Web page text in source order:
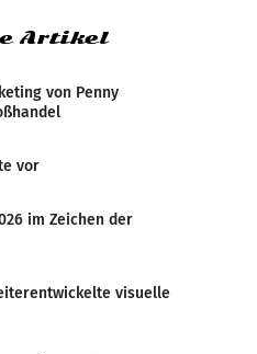
Artikel
von Penny
vor
im Zeichen der
visuelle